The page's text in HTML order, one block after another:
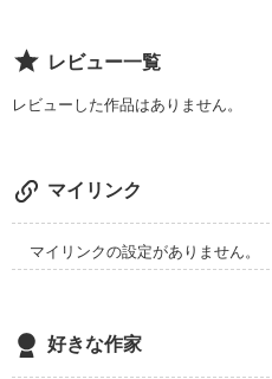
すかにゃんの夢で、
レビュー一覧
レビューした作品はありません。
マイリンク
マイリンクの設定がありません。
好きな作家